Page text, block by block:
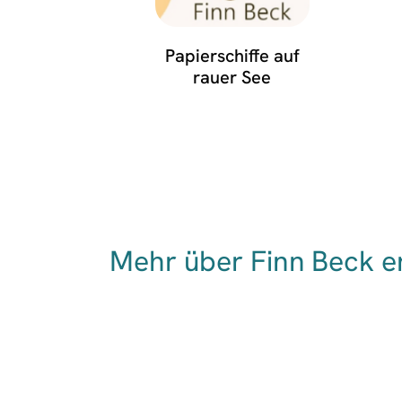
Papierschiffe auf
rauer See
Mehr über Finn Beck